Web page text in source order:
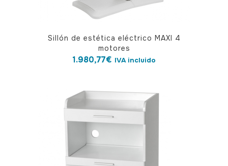
Sillón de estética eléctrico MAXI 4
motores
1.980,77€ IVA incluido